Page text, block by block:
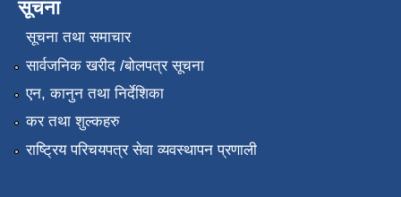
सूचना
सूचना तथा समाचार
सार्वजनिक खरीद /बोलपत्र सूचना
एन, कानुन तथा निर्देशिका
कर तथा शुल्कहरु
राष्ट्रिय परिचयपत्र सेवा व्यवस्थापन प्रणाली